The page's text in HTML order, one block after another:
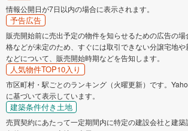
情報公開日が7日以内の場合に表示されます。
予告広告
販売開始前に売出予定の物件を知らせるための広告の
格などが未定のため、すぐには取引できない分譲宅地
などについて、販売開始時期などを告知します。
人気物件TOP10入り
市区町村・駅ごとのランキング（火曜更新）です。
に基づいて表示しています。
建築条件付き土地
売買契約にあたって一定期間内に特定の建設会社と建